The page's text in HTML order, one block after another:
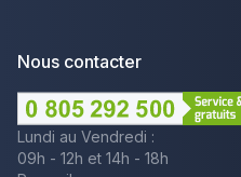
Nous contacter
Lundi au Vendredi :
09h - 12h et 14h - 18h